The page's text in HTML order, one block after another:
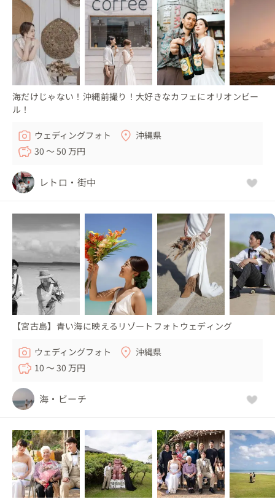
海だけじゃない！沖縄前撮り！大好きなカフェにオリオンビー
ル！
ウェディングフォト
沖縄県
30 〜 50 万円
レトロ・街中
【宮古島】青い海に映えるリゾートフォトウェディング
ウェディングフォト
沖縄県
10 〜 30 万円
海・ビーチ